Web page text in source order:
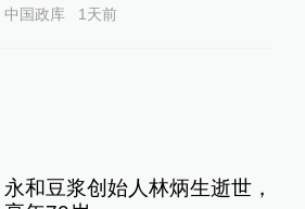
中国政库 1天前
永和豆浆创始人林炳生逝世，